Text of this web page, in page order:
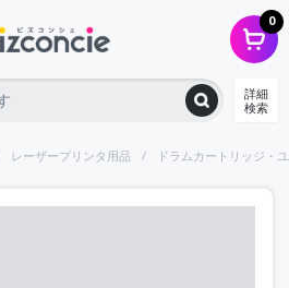
0
詳細
検索
レーザープリンタ用品 ドラムカートリッジ・